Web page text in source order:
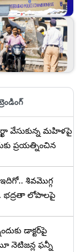
వేసుకున్న మహిళపై
ప్రయత్నించిన
శివమొగ్గ
భద్రతా లోపాలపై
డాక్టర్‌పై
నెటిజన్ల ఫన్నీ